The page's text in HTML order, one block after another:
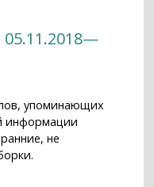
упоминающих
информации
не